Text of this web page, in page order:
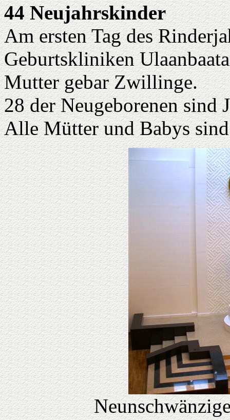
44 Neujahrskinder
Am ersten Tag des
Geburtskliniken
Mutter gebar Zwillinge.
28 der Neugeborenen sind
Alle Mütter und Babys